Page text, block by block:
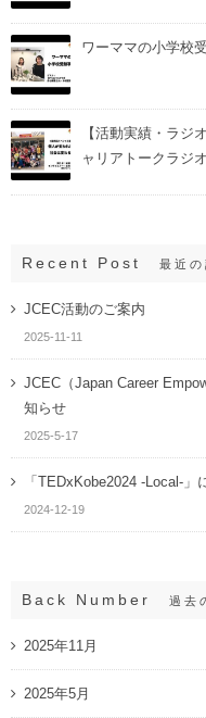
ワーママの小学校
【活動実績・ラジ
ャリアトークラジ
Recent Post 最近の
JCEC活動のご案内
2025-11-11
JCEC（Japan Career
知らせ
2025-5-17
「TEDxKobe2024 -Local-
2024-12-19
Back Number 過去
2025年11月
2025年5月